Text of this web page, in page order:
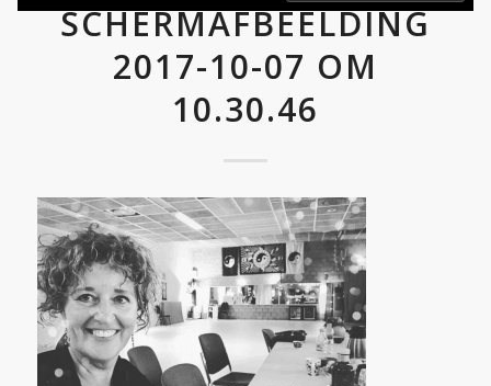
SCHERMAFBEELDING
2017-10-07 OM
10.30.46